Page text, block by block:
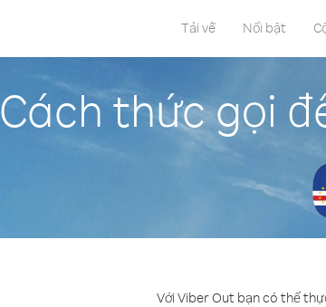
Tải về Nổi bật
Cách thức gọi
Với Viber Out bạn có thể